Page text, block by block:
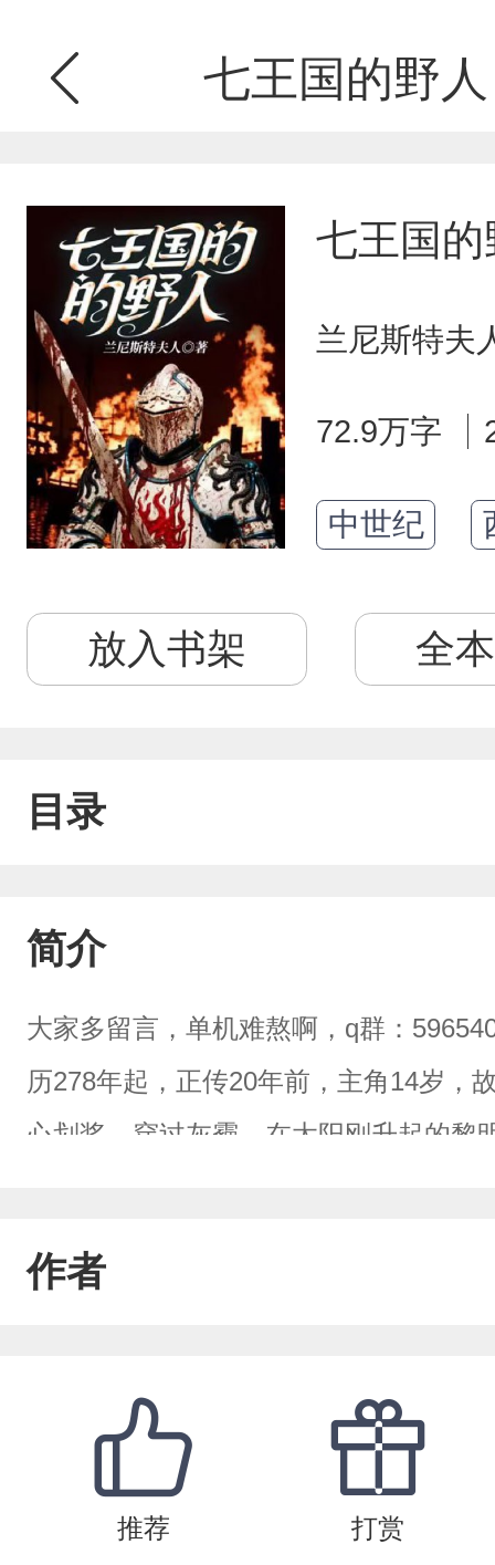
七王国的野
七王国
兰尼斯特夫
72.9万字
中世纪
放入书架 全
目录
简介
大家多留言，单机难熬啊，q群：
历278年起，正传20年前，主角14岁，
心划桨，穿过灰霾，在太阳刚升起的黎
们就要到了！”他则鼓励自己的自由民
他记得此世母亲瓦妮曾说过，只有横
地。现在，他来了，就如母亲临终时
中，和霜与雪凝成的恶灵决一死战。
作者
推荐 打赏